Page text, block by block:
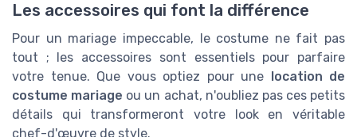
Les accessoires qui font la différence
Pour un mariage impeccable, le costume ne fait pas
tout ; les accessoires sont essentiels pour parfaire
votre tenue. Que vous optiez pour une location de
costume mariage ou un achat, n'oubliez pas ces petits
détails qui transformeront votre look en véritable
chef-d'œuvre de style.